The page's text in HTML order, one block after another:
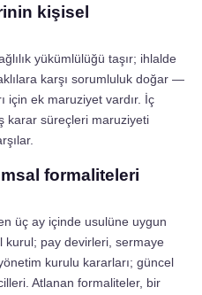
kişisel
yükümlülüğü taşır; ihlalde
karşı sorumluluk doğar —
için ek maruziyet vardır. İç
karar süreçleri maruziyeti
formaliteleri
üç ay içinde usulüne uygun
kurul; pay devirleri, sermaye
kurulu kararları; güncel
Atlanan formaliteler, bir